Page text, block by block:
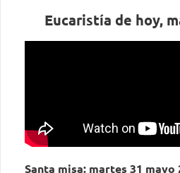
Eucaristía de hoy,
Santa misa: martes 31 mayo